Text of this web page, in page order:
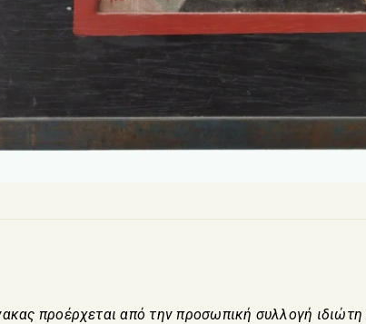
προέρχεται από την προσωπική συλλογή ιδιώτη